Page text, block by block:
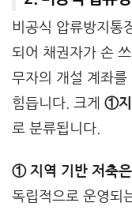
비공식 압류방지통
되어 채권자가 손
무자의 개설 계좌
힘듭니다. 크게 ①지
로 분류됩니다.
① 지역 기반 저축
독립적으로 운영되